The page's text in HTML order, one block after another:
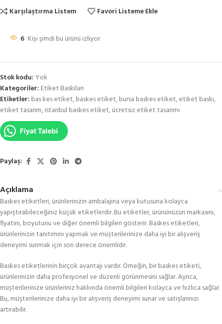
Karşılaştırma Listem
Favori Listeme Ekle
6 Kişi şimdi bu ürünü izliyor
Stok kodu: Yok
Kategoriler: Etiket Baskıları
Etiketler: bas kes etiket,baskes etiket,bursa baskes etiket,etiket baskı,
etiket tasarım,istanbul baskes etiket,ücretsiz etiket tasarımı
Fiyat Talebi
Paylaş:
Açıklama
Baskes etiketleri, ürünlerinizin ambalajına veya kutusuna kolayca
yapıştırabileceğiniz küçük etiketlerdir. Bu etiketler, ürününüzün markasını,
fiyatını, boyutunu ve diğer önemli bilgileri gösterir. Baskes etiketleri,
ürünlerinizin tanıtımını yapmak ve müşterilerinize daha iyi bir alışveriş
deneyimi sunmak için son derece önemlidir.
Baskes etiketlerinin birçok avantajı vardır. Örneğin, bir baskes etiketi,
ürünlerinizin daha profesyonel ve düzenli görünmesini sağlar. Ayrıca,
müşterilerinize ürünleriniz hakkında önemli bilgileri kolayca ve hızlıca sağlar.
Bu, müşterilerinize daha iyi bir alışveriş deneyimi sunar ve satışlarınızı
artırabilir.